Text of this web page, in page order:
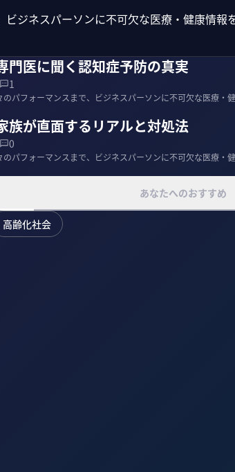
ジネスパーソンに不可欠な医療・健康情報
門医に聞く認知症予防の真実
1
パフォーマンスまで、ビジネスパーソンに不可欠な医療・
族が直面するリアルと対処法
0
パフォーマンスまで、ビジネスパーソンに不可欠な医療・
あなたへのおすすめ
高齢化社会